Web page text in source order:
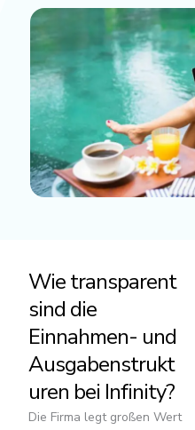
Wie transparent
sind die
Einnahmen- und
Ausgabenstrukt
uren bei Infinity?
Die Firma legt großen Wert